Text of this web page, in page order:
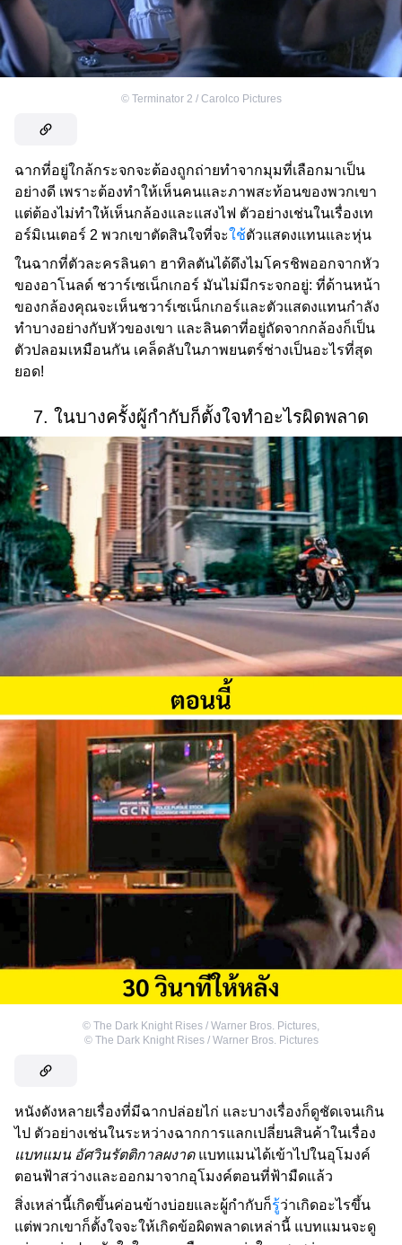
© Terminator 2 / Carolco Pictures
ฉากที่อยู่ใกล้กระจกจะต้องถูกถ่ายทำจากมุมที่เลือกมาเป็น
อย่างดี เพราะต้องทำให้เห็นคนและภาพสะท้อนของพวกเขา
แต่ต้องไม่ทำให้เห็นกล้องและแสงไฟ ตัวอย่างเช่นในเรื่องเท
อร์มิเนเตอร์ 2 พวกเขาตัดสินใจที่จะใช้ตัวแสดงแทนและหุ่น
ในฉากที่ตัวละครลินดา ฮาทิลตันได้ดึงไมโครชิพออกจากหัว
ของอาโนลด์ ชวาร์เซเน็กเกอร์ มันไม่มีกระจกอยู่: ที่ด้านหน้า
ของกล้องคุณจะเห็นชวาร์เซเน็กเกอร์และตัวแสดงแทนกำลัง
ทำบางอย่างกับหัวของเขา และลินดาที่อยู่ถัดจากกล้องก็เป็น
ตัวปลอมเหมือนกัน เคล็ดลับในภาพยนตร์ช่างเป็นอะไรที่สุด
ยอด!
7. ในบางครั้งผู้กำกับก็ตั้งใจทำอะไรผิดพลาด
© The Dark Knight Rises / Warner Bros. Pictures
© The Dark Knight Rises / Warner Bros. Pictures
หนังดังหลายเรื่องที่มีฉากปล่อยไก่ และบางเรื่องก็ดูชัดเจนเกิน
ไป ตัวอย่างเช่นในระหว่างฉากการแลกเปลี่ยนสินค้าในเรื่อง
แบทแมน อัศวินรัตติกาลผงาดแบทแมนได้เข้าไปในอุโมงค์
ตอนฟ้าสว่างและออกมาจากอุโมงค์ตอนที่ฟ้ามืดแล้ว
สิ่งเหล่านี้เกิดขึ้นค่อนข้างบ่อยและผู้กำกับก็รู้ว่าเกิดอะไรขึ้น
แต่พวกเขาก็ตั้งใจจะให้เกิดข้อผิดพลาดเหล่านี้ แบทแมนจะดู